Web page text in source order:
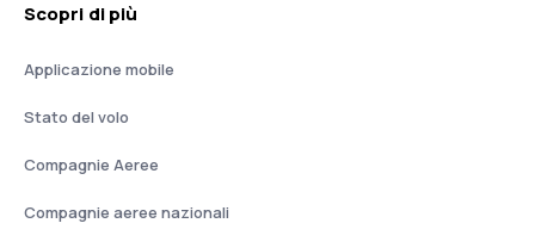
Scopri di più
Applicazione mobile
Stato del volo
Compagnie Aeree
Compagnie aeree nazionali